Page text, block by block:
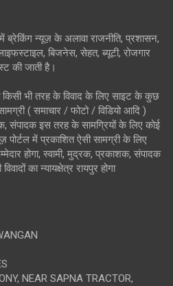
ब्रेकिंग न्यूज़ के अलावा राजनीति, प्रशासन,
बिजनेस, सेहत, ब्यूटी, रोजगार
की जाती है।
भी तरह के विवाद के लिए साइट के कुछ
( समाचार / फोटो / विडियो आदि )
संपादक इस तरह के सामग्रियों के लिए कोई
पोर्टल में प्रकाशित ऐसी सामग्री के लिए
होगा, स्वामी, मुद्रक, प्रकाशक, संपादक
का न्यायक्षेत्र रायपुर होगा
NEAR SAPNA TRACTOR,